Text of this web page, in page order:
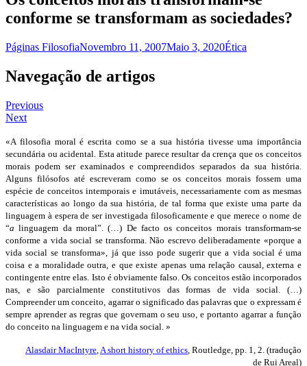
conforme se transformam as sociedades?
Páginas FilosofiaNovembro 11, 2007Maio 3, 2020Ética
Navegação de artigos
Previous
Next
«A filosofia moral é escrita como se a sua história tivesse uma importância
secundária ou acidental. Esta atitude parece resultar da crença que os conceitos
morais podem ser examinados e compreendidos separados da sua história.
Alguns filósofos até escreveram como se os conceitos morais fossem uma
espécie de conceitos intemporais e imutáveis, necessariamente com as mesmas
características ao longo da sua história, de tal forma que existe uma parte da
linguagem à espera de ser investigada filosoficamente e que merece o nome de
“a linguagem da moral”. (…) De facto os conceitos morais transformam-se
conforme a vida social se transforma. Não escrevo deliberadamente «porque a
vida social se transforma», já que isso pode sugerir que a vida social é uma
coisa e a moralidade outra, e que existe apenas uma relação causal, externa e
contingente entre elas. Isto é obviamente falso. Os conceitos estão incorporados
nas, e são parcialmente constitutivos das formas de vida social. (…)
Compreender um conceito, agarrar o significado das palavras que o expressam é
sempre aprender as regras que governam o seu uso, e portanto agarrar a função
do conceito na linguagem e na vida social. »
Alasdair MacIntyre A short history of ethics , Routledge, pp. 1, 2. (tradução
de Rui Areal)